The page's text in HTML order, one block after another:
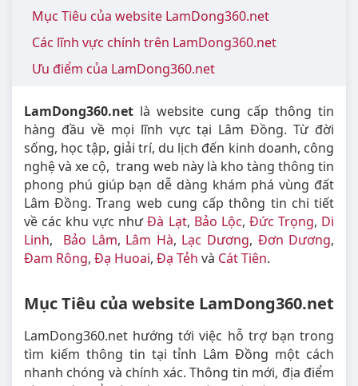
Mục Tiêu của website LamDong360.net
Các lĩnh vực chính trên LamDong360.net
Ưu điểm của LamDong360.net
LamDong360.net là website cung cấp thông tin
hàng đầu về mọi lĩnh vực tại Lâm Đồng. Từ đời
sống, học tập, giải trí, du lịch đến kinh doanh, công
nghệ và xe cộ, trang web này là kho tàng thông tin
phong phú giúp bạn dễ dàng khám phá vùng đất
Lâm Đồng. Trang web cung cấp thông tin chi tiết
về các khu vực nhưĐà Lạt, Bảo Lộc, Đức Trọng, Di
Linh, Bảo Lâm, Lâm Hà, Lạc Dương, Đơn Dương,
Đam Rông, Đạ Huoai, Đạ Tẻh và Cát Tiên.
Mục Tiêu của website LamDong360.net
LamDong360.net hướng tới việc hỗ trợ bạn trong
tìm kiếm thông tin tại tỉnh Lâm Đồng một cách
nhanh chóng và chính xác. Thông tin mới, địa điểm